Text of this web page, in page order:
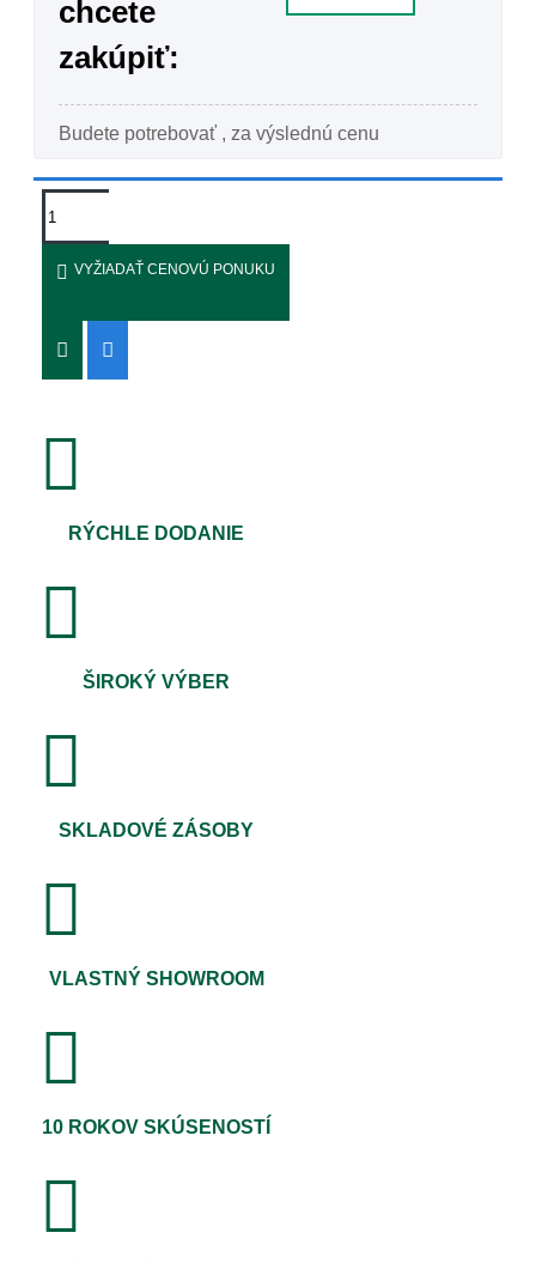
chcete
zakúpiť:
Budete potrebovať , za výslednú cenu
VYŽIADAŤ CENOVÚ PONUKU
RÝCHLE DODANIE
ŠIROKÝ VÝBER
SKLADOVÉ ZÁSOBY
VLASTNÝ SHOWROOM
10 ROKOV SKÚSENOSTÍ